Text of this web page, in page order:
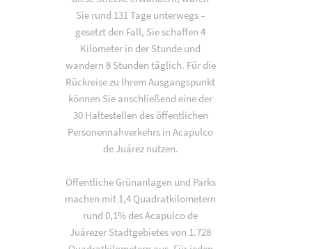
Sie rund 131 Tage unterwegs –
gesetzt den Fall, Sie schaffen 4
Kilometer in der Stunde und
wandern 8 Stunden täglich. Für die
Rückreise zu Ihrem Ausgangspunkt
können Sie anschließend eine der
30 Haltestellen des öffentlichen
Personennahverkehrs in Acapulco
de Juárez nutzen.
Öffentliche Grünanlagen und Parks
machen mit 1,4 Quadratkilometern
rund 0,1% des Acapulco de
Juárezer Stadtgebietes von 1.728